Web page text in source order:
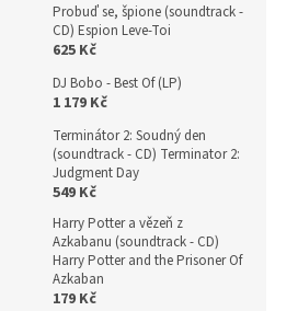
Probuď se, špione (soundtrack -
CD) Espion Leve-Toi
625 Kč
DJ Bobo - Best Of (LP)
1 179 Kč
Terminátor 2: Soudný den
(soundtrack - CD) Terminator 2:
Judgment Day
549 Kč
Harry Potter a vězeň z
Azkabanu (soundtrack - CD)
Harry Potter and the Prisoner Of
Azkaban
179 Kč